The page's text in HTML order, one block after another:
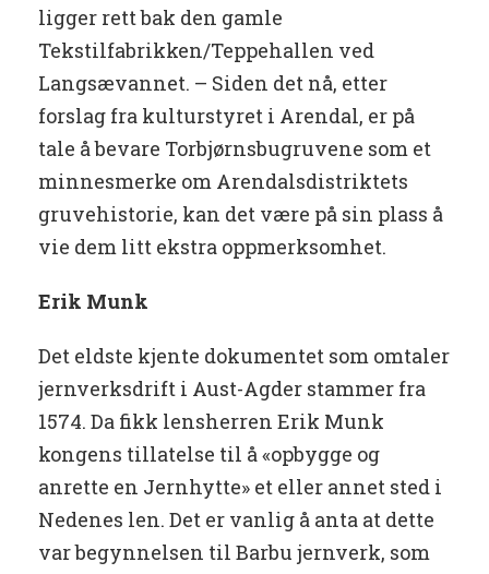
ligger rett bak den gamle
Tekstilfabrikken/Teppehallen ved
Langsævannet. – Siden det nå, etter
forslag fra kulturstyret i Arendal, er på
tale å bevare Torbjørnsbugruvene som et
minnesmerke om Arendalsdistriktets
gruvehistorie, kan det være på sin plass å
vie dem litt ekstra oppmerksomhet.
Erik Munk
Det eldste kjente dokumentet som omtaler
jernverksdrift i Aust-Agder stammer fra
1574. Da fikk lensherren Erik Munk
kongens tillatelse til å «opbygge og
anrette en Jernhytte» et eller annet sted i
Nedenes len. Det er vanlig å anta at dette
var begynnelsen til Barbu jernverk, som